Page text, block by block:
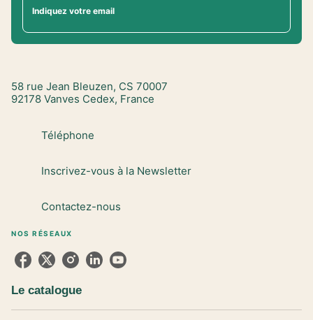
Indiquez votre email
58 rue Jean Bleuzen, CS 70007
92178 Vanves Cedex, France
Téléphone
Inscrivez-vous à la Newsletter
Contactez-nous
NOS RÉSEAUX
Le catalogue